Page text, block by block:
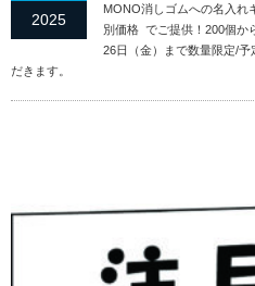
2025
MONO消しゴムへの名入
別価格 でご提供！200個か
26日（金）まで数量限定/
だきます。